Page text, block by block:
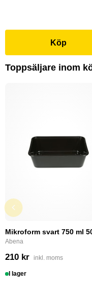
Köp
Toppsäljare inom
Mikroform svart 750 ml
Abena
210 kr inkl. moms
I lager